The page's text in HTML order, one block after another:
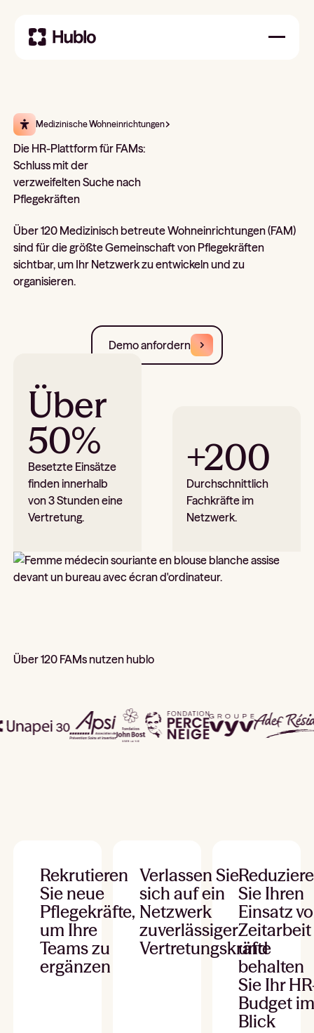
Medizinische Wohneinrichtungen
Die HR-Plattform für FAMs:
Schluss mit der
verzweifelten Suche nach
Pflegekräften
Über 120 Medizinisch betreute Wohneinrichtungen (FAM)
sind für die größte Gemeinschaft von Pflegekräften
sichtbar, um Ihr Netzwerk zu entwickeln und zu
organisieren.
Demo anfordern
Über
50%
Besetzte Einsätze
finden innerhalb
von 3 Stunden eine
Vertretung.
+200
Durchschnittlich
Fachkräfte im
Netzwerk.
Über 120 FAMs nutzen hublo
Rekrutieren
Sie neue
Pflegekräfte,
um Ihre
Teams zu
ergänzen
Verlassen Sie
sich auf ein
Netzwerk
zuverlässiger
Vertretungskräfte
Sie Ihren
Einsatz
Zeitarbeit
und
behalten
Sie Ihr
Budget
Blick